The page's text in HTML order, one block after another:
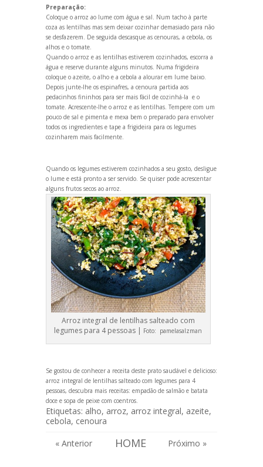
Preparação:
Coloque o arroz ao lume com água e sal. Num tacho à parte
coza as lentilhas mas sem deixar cozinhar demasiado para não
se desfazerem. De seguida descasque as cenouras, a cebola, os
alhos e o tomate.
Quando o arroz e as lentilhas estiverem cozinhados, escorra a
água e reserve durante alguns minutos. Numa frigideira
coloque o azeite, o alho e a cebola a alourar em lume baixo.
Depois junte-lhe os espinafres, a cenoura partida aos
pedacinhos fininhos para ser mais fácil de cozinhá-la e o
tomate. Acrescente-lhe o arroz e as lentilhas. Tempere com um
pouco de sal e pimenta e mexa bem o preparado para envolver
todos os ingredientes e tape a frigideira para os legumes
cozinharem mais facilmente.
Quando os legumes estiverem cozinhados a seu gosto, desligue
o lume e está pronto a ser servido. Se quiser pode acrescentar
alguns frutos secos ao arroz.
Arroz integral de lentilhas salteado com
legumes para 4 pessoas | Foto: pamelasalzman
Se gostou de conhecer a receita deste prato saudável e delicioso:
arroz integral de lentilhas salteado com legumes para 4
pessoas, descubra mais receitas: empadão de salmão e batata
docee sopa de peixe com coentros.
Etiquetas: alho, arroz, arroz integral, azeite,
cebola, cenoura
« Anterior
HOME Próximo »